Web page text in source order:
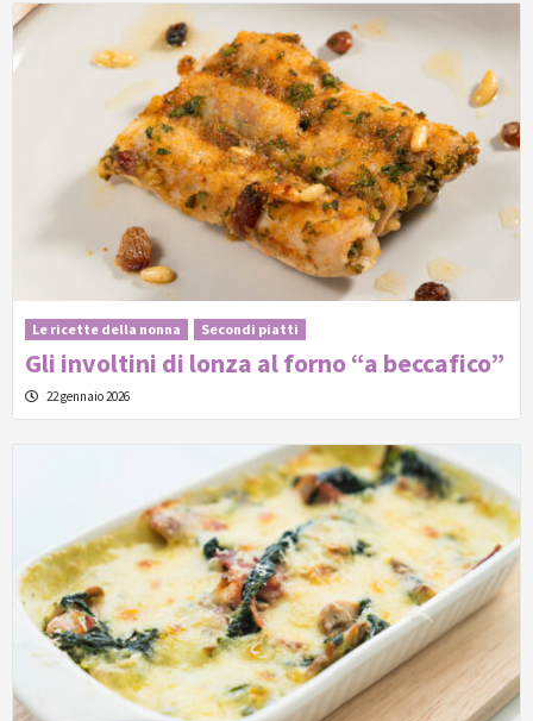
Le ricette della nonna Secondi piatti
Gli involtini di lonza al forno “a beccafico”
22 gennaio 2026